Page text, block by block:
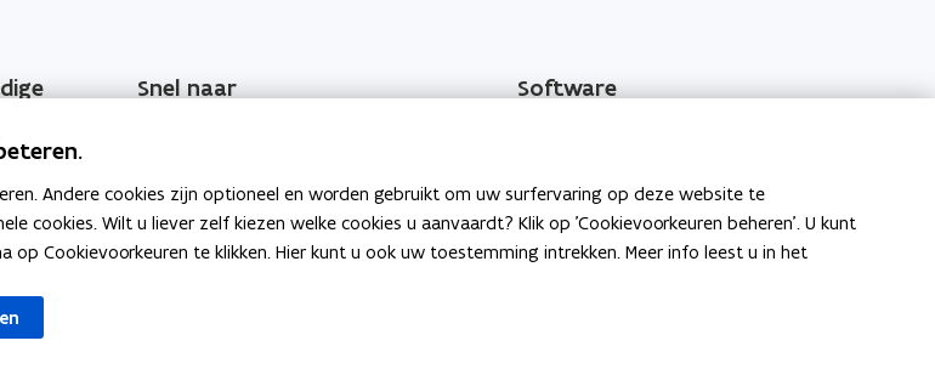
Snel naar
EPC-wegwijzer
o
p
e
EPC Overzicht voor de burger
Software
e
n
t
Software EPC NR
o
p
e
Type A - Leeromgeving
o
Andere cookies zijn optioneel en worden gebruikt om uw surfervaring op deze website te
cookies. Wilt u liever zelf kiezen welke cookies u aanvaardt? Klik op 'Cookievoorkeuren beheren'. U kunt
Cookievoorkeuren te klikken. Hier kunt u ook uw toestemming intrekken. Meer info leest u in het